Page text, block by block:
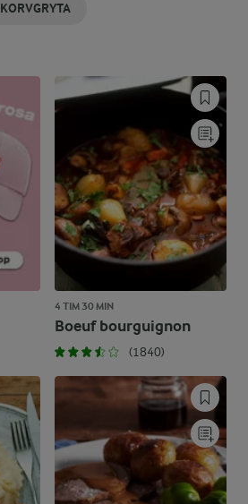
KORVGRYTA
4 TIM 30 MIN
Boeuf bourguignon
(1840)